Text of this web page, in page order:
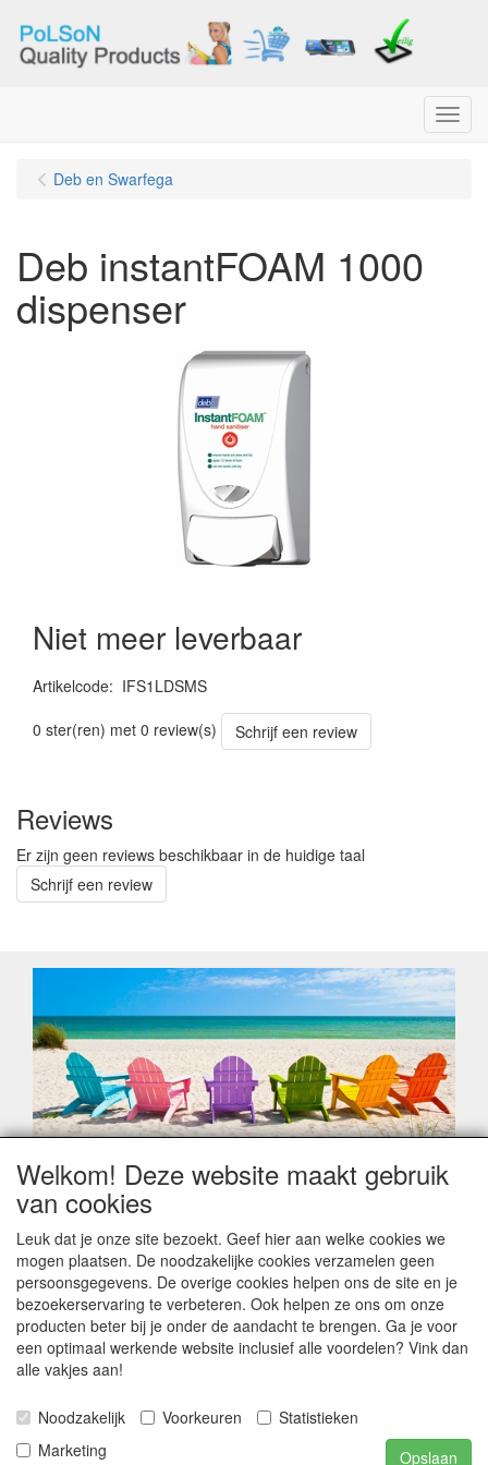
Menu
Deb en Swarfega
Deb instantFOAM 1000
dispenser
Niet meer leverbaar
Artikelcode: IFS1LDSMS
0 ster(ren) met 0 review(s)
Schrijf een review
Reviews
Er zijn geen reviews beschikbaar in de huidige taal
Schrijf een review
Geachte klant,
Zoals elk jaar zorgt de verlofperiode, naast een hoop
leveringsproblemen.
Sommige fabrikanten sluiten of werken met een
vakantiebezetting.
Bestellingen die vanaf +/- 15 juli geplaatst worden kunnen
hierdoor vertraging oplopen. Wanneer die voorradig is en alle
betalingsmodaliteiten zijn vervuld dan de bestelling verstuurd
worden. Indien deze nog terug moeten binnen komen dan is
Augustus stabiliseert zich dit dan wel en kunnen wij, meestal,
opnieuw vlot werken.
Welkom! Deze website maakt gebruik
van cookies
Leuk dat je onze site bezoekt. Geef hier aan welke cookies we
mogen plaatsen. De noodzakelijke cookies verzamelen geen
persoonsgegevens. De overige cookies helpen ons de site en je
bezoekerservaring te verbeteren. Ook helpen ze ons om onze
producten beter bij je onder de aandacht te brengen. Ga je voor
een optimaal werkende website inclusief alle voordelen? Vink dan
alle vakjes aan!
Noodzakelijk Voorkeuren
Statistieken
Marketing
Opslaan